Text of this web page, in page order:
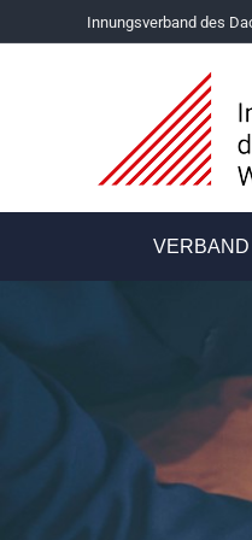
Innungsverband des
VERBAND